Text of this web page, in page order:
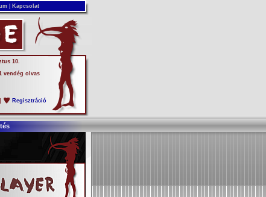
Kapcsolat
10.
vendég olvas
Regisztráció